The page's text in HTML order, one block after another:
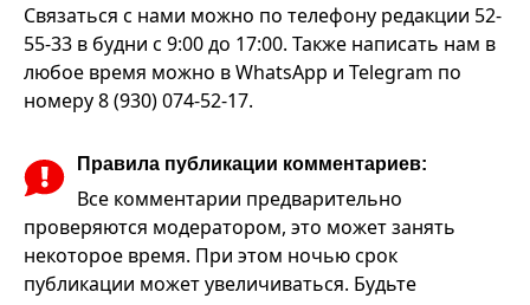
Связаться с нами можно по телефону редакции 52-
55-33 в будни с 9:00 до 17:00. Также написать нам в
любое время можно в WhatsApp и Telegram по
номеру 8 (930) 074-52-17.
Правила публикации комментариев:
Все комментарии предварительно
проверяются модератором, это может занять
некоторое время. При этом ночью срок
публикации может увеличиваться. Будьте